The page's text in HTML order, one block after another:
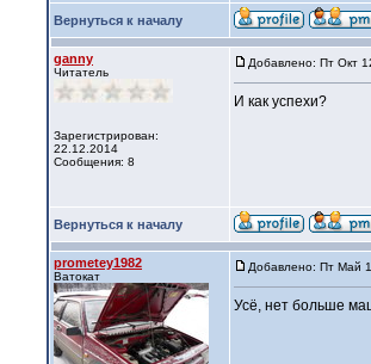
Вернуться к началу
ganny
Читатель
Зарегистрирован:
22.12.2014
Сообщения: 8
Добавлено: Пт Окт
И как успехи?
Вернуться к началу
prometey1982
Ватокат
Добавлено: Пт Май
Усё, нет больше